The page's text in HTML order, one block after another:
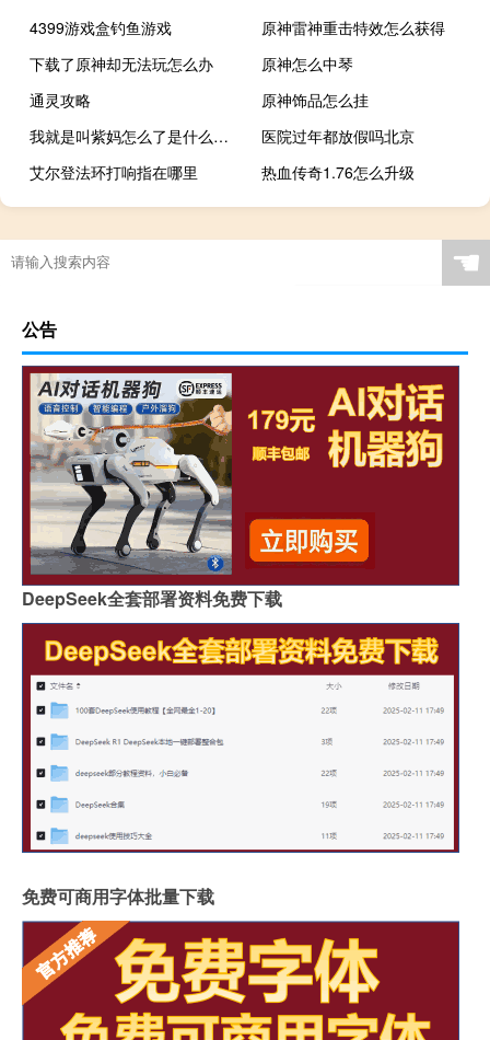
4399游戏盒钓鱼游戏
原神雷神重击特效怎么获得
下载了原神却无法玩怎么办
原神怎么中琴
通灵攻略
原神饰品怎么挂
我就是叫紫妈怎么了是什么梗什么梗
医院过年都放假吗北京
艾尔登法环打响指在哪里
热血传奇1.76怎么升级
☚
公告
DeepSeek全套部署资料免费下载
免费可商用字体批量下载